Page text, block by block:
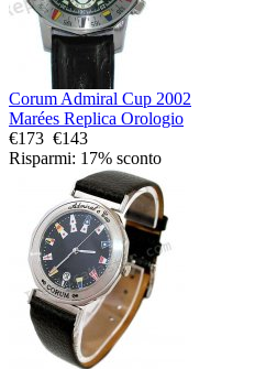
Corum Admiral Cup 2002
Marées Replica Orologio
€173 €143
Risparmi: 17% sconto